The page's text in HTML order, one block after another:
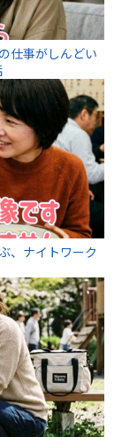
仕事がしんどい
、ナイトワーク